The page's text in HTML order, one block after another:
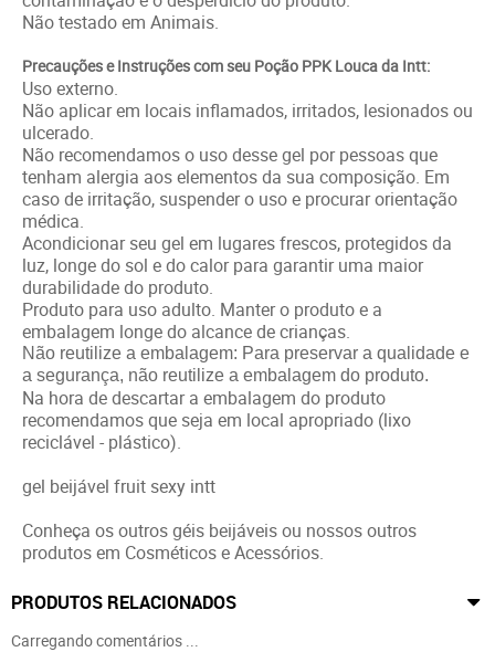
Não testado em Animais.
Precauções e Instruções com seu Poção PPK Louca da Intt:
Uso externo.
Não aplicar em locais inflamados, irritados, lesionados ou
ulcerado.
Não recomendamos o uso desse gel por pessoas que
tenham alergia aos elementos da sua composição. Em
caso de irritação, suspender o uso e procurar orientação
médica.
Acondicionar seu gel em lugares frescos, protegidos da
luz, longe do sol e do calor para garantir uma maior
durabilidade do produto.
Produto para uso adulto. Manter o produto e a
embalagem longe do alcance de crianças.
Não reutilize a embalagem: Para preservar a qualidade e
a segurança, não reutilize a embalagem do produto.
Na hora de descartar a embalagem do produto
recomendamos que seja em local apropriado (lixo
reciclável - plástico).
gel beijável fruit sexy intt
Conheça os outros géis beijáveis ou nossos outros
produtos em Cosméticos e Acessórios.
PRODUTOS RELACIONADOS
Carregando comentários ...